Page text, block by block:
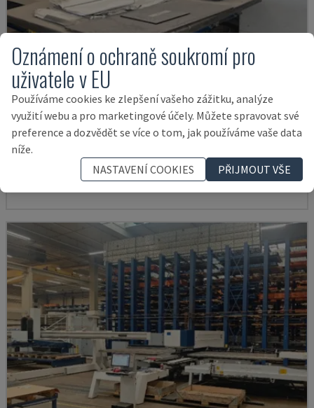
COMPACT 1000
BOSCHERT - CNC DĚROVACÍ STROJ
2007
19.000 €
Oznámení o ochraně soukromí pro
uživatele v EU
Používáme cookies ke zlepšení vašeho zážitku, analýze
využití webu a pro marketingové účely. Můžete spravovat své
preference a dozvědět se více o tom, jak používáme vaše data
níže.
NASTAVENÍ COOKIES
PŘIJMOUT VŠE